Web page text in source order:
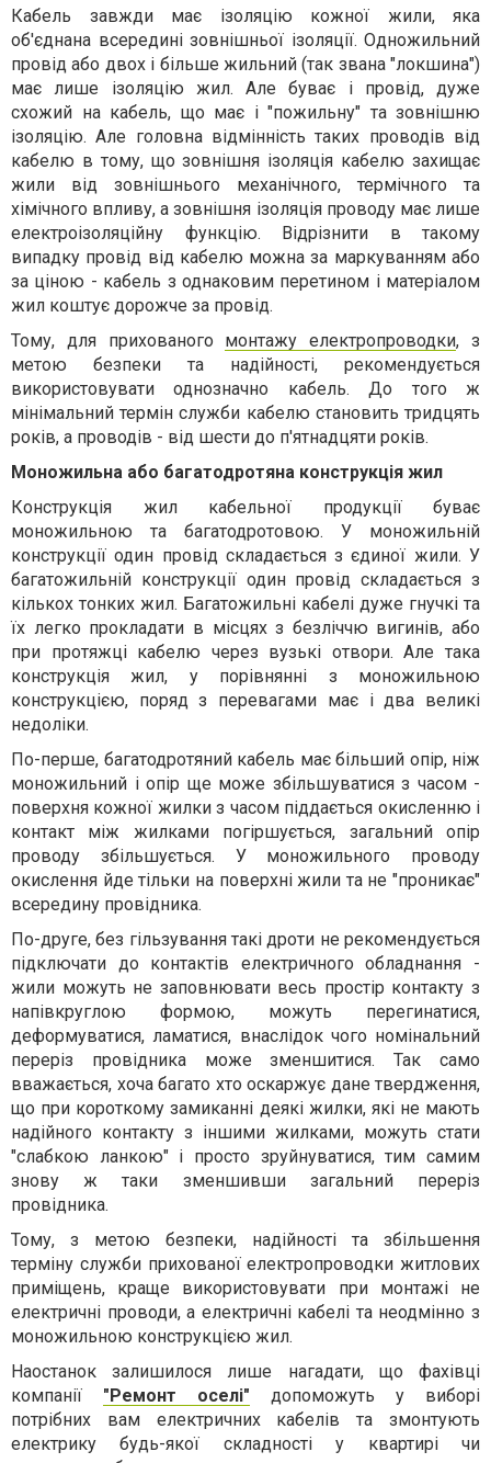
Кабель завжди має ізоляцію кожної жили, яка
об'єднана всередині зовнішньої ізоляції. Одножильний
провід або двох і більше жильний (так звана "локшина")
має лише ізоляцію жил. Але буває і провід, дуже
схожий на кабель, що має і "пожильну" та зовнішню
ізоляцію. Але головна відмінність таких проводів від
кабелю в тому, що зовнішня ізоляція кабелю захищає
жили від зовнішнього механічного, термічного та
хімічного впливу, а зовнішня ізоляція проводу має лише
електроізоляційну функцію. Відрізнити в такому
випадку провід від кабелю можна за маркуванням або
за ціною - кабель з однаковим перетином і матеріалом
жил коштує дорожче за провід.
Тому, для прихованого монтажу електропроводки, з
метою безпеки та надійності, рекомендується
використовувати однозначно кабель. До того ж
мінімальний термін служби кабелю становить тридцять
років, а проводів - від шести до п'ятнадцяти років.
Моножильна або багатодротяна конструкція жил
Конструкція жил кабельної продукції буває
моножильною та багатодротовою. У моножильній
конструкції один провід складається з єдиної жили. У
багатожильній конструкції один провід складається з
кількох тонких жил. Багатожильні кабелі дуже гнучкі та
їх легко прокладати в місцях з безліччю вигинів, або
при протяжці кабелю через вузькі отвори. Але така
конструкція жил, у порівнянні з моножильною
конструкцією, поряд з перевагами має і два великі
недоліки.
По-перше, багатодротяний кабель має більший опір, ніж
моножильний і опір ще може збільшуватися з часом -
поверхня кожної жилки з часом піддається окисленню і
контакт між жилками погіршується, загальний опір
проводу збільшується. У моножильного проводу
окислення йде тільки на поверхні жили та не "проникає"
всередину провідника.
По-друге, без гільзування такі дроти не рекомендується
підключати до контактів електричного обладнання -
жили можуть не заповнювати весь простір контакту з
напівкруглою формою, можуть перегинатися,
деформуватися, ламатися, внаслідок чого номінальний
переріз провідника може зменшитися. Так само
вважається, хоча багато хто оскаржує дане твердження,
що при короткому замиканні деякі жилки, які не мають
надійного контакту з іншими жилками, можуть стати
"слабкою ланкою" і просто зруйнуватися, тим самим
знову ж таки зменшивши загальний переріз
провідника.
Тому, з метою безпеки, надійності та збільшення
терміну служби прихованої електропроводки житлових
приміщень, краще використовувати при монтажі не
електричні проводи, а електричні кабелі та неодмінно з
моножильною конструкцією жил.
Наостанок залишилося лише нагадати, що фахівці
компанії "Ремонт оселі" допоможуть у виборі
потрібних вам електричних кабелів та змонтують
електрику будь-якої складності у квартирі чи